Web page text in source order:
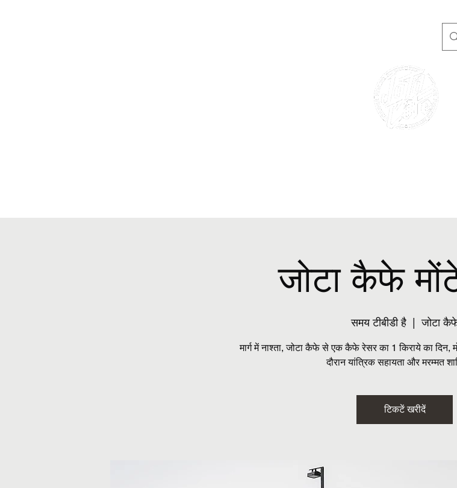
जोटा कैफे
समय टीबीडी है
  |
जोटा
मार्ग में नाश्ता, जोटा कैफे से एक कैफे रेसर का 1 किराये का दिन,
दौरान यांत्रिक सहायता और मरम्मत
टिकटें खरीदें